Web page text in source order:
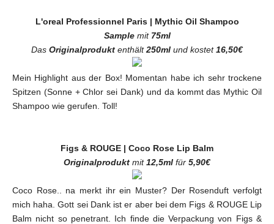
L'oreal Professionnel Paris | Mythic Oil Shampoo
Samplemit 75ml
Das Originalprodukt enthält250ml und kostet16,50€
Mein Highlight aus der Box! Momentan habe ich sehr trockene
Spitzen (Sonne + Chlor sei Dank) und da kommt das Mythic Oil
Shampoo wie gerufen. Toll!
Figs & ROUGE | Coco Rose Lip Balm
Originalprodukt mit12,5ml für 5,90€
Coco Rose.. na merkt ihr ein Muster? Der Rosenduft verfolgt
mich haha. Gott sei Dank ist er aber bei dem Figs & ROUGE Lip
Balm nicht so penetrant. Ich finde die Verpackung von Figs &